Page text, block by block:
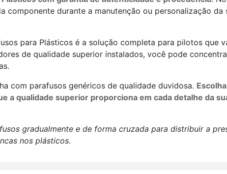
durante a manutenção ou personalização da
para Plásticos é a solução completa para pilotos que
de qualidade superior instalados, você pode
com parafusos genéricos de qualidade duvidosa.
a qualidade superior proporciona em cada detalhe da
gradualmente e de forma cruzada para distribuir a
nos plásticos.